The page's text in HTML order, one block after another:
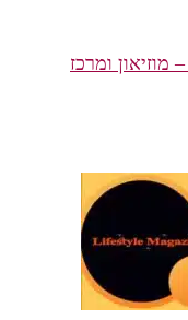
מוזיאון ומרכז